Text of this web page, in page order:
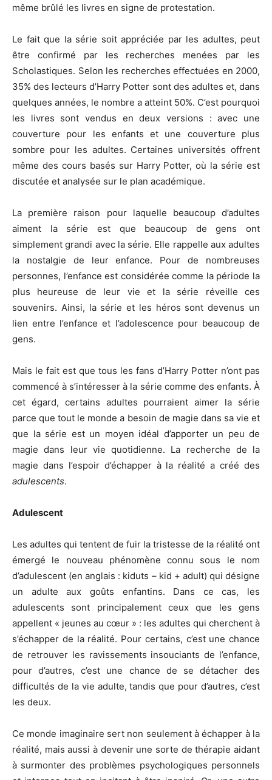
même brûlé les livres en signe de protestation.
Le fait que la série soit appréciée par les adultes, peut
être confirmé par les recherches menées par les
Scholastiques. Selon les recherches effectuées en 2000,
35% des lecteurs d’Harry Potter sont des adultes et, dans
quelques années, le nombre a atteint 50%. C’est pourquoi
les livres sont vendus en deux versions : avec une
couverture pour les enfants et une couverture plus
sombre pour les adultes. Certaines universités offrent
même des cours basés sur Harry Potter, où la série est
discutée et analysée sur le plan académique.
La première raison pour laquelle beaucoup d’adultes
aiment la série est que beaucoup de gens ont
simplement grandi avec la série. Elle rappelle aux adultes
la nostalgie de leur enfance. Pour de nombreuses
personnes, l’enfance est considérée comme la période la
plus heureuse de leur vie et la série réveille ces
souvenirs. Ainsi, la série et les héros sont devenus un
lien entre l’enfance et l’adolescence pour beaucoup de
gens.
Mais le fait est que tous les fans d’Harry Potter n’ont pas
commencé à s’intéresser à la série comme des enfants. À
cet égard, certains adultes pourraient aimer la série
parce que tout le monde a besoin de magie dans sa vie et
que la série est un moyen idéal d’apporter un peu de
magie dans leur vie quotidienne. La recherche de la
magie dans l’espoir d’échapper à la réalité a créé des
adulescents.
Adulescent
Les adultes qui tentent de fuir la tristesse de la réalité ont
émergé le nouveau phénomène connu sous le nom
d’adulescent (en anglais : kiduts – kid + adult) qui désigne
un adulte aux goûts enfantins. Dans ce cas, les
adulescents sont principalement ceux que les gens
appellent « jeunes au cœur » : les adultes qui cherchent à
s’échapper de la réalité. Pour certains, c’est une chance
de retrouver les ravissements insouciants de l’enfance,
pour d’autres, c’est une chance de se détacher des
difficultés de la vie adulte, tandis que pour d’autres, c’est
les deux.
Ce monde imaginaire sert non seulement à échapper à la
réalité, mais aussi à devenir une sorte de thérapie aidant
à surmonter des problèmes psychologiques personnels